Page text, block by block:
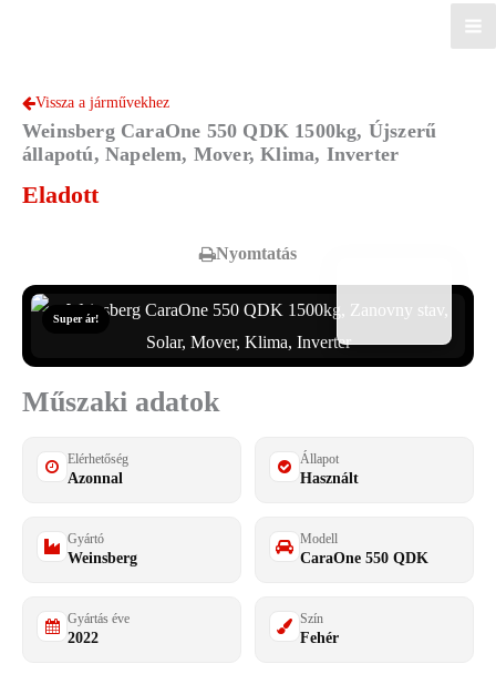
Vissza a járművekhez
Weinsberg CaraOne 550 QDK 1500kg, Újszerű
állapotú, Napelem, Mover, Klima, Inverter
Eladott
Nyomtatás
Super ár!
Műszaki adatok
Elérhetőség
Azonnal
Állapot
Használt
Gyártó
Weinsberg
Modell
CaraOne 550 QDK
Gyártás éve
2022
Szín
Fehér